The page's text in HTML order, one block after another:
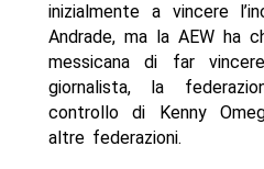
inizialmente a vincere
Andrade, ma la AEW ha
messicana di far
giornalista, la
controllo di Kenny
altre federazioni.